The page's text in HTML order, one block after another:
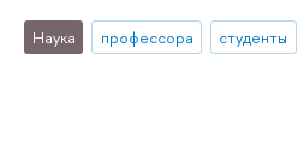
Наука профессора студенты